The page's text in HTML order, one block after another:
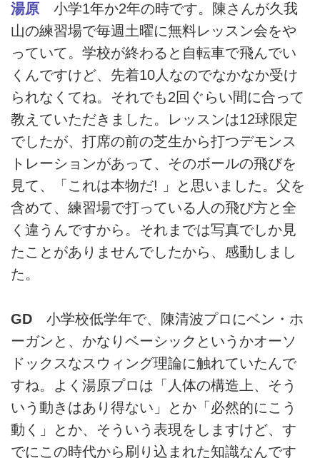
湯原 小学1年か2年の時です。陳さんが久我
山の練習場で毎週土曜に無料レッスン会をや
っていて。学校が終わると自転車で飛んでい
くんですけど、先着10人なのでなかなか受け
られなくてね。それでも2回ぐらい間に合って
教えていただきました。レッスンは12球限定
でしたが、打席の前の芝生から打つデモンス
トレーションがあって、そのボールの飛びを
見て、「これは本物だ! 」と思いました。父を
含めて、練習場で打っている人の飛び方と全
く違うんですから。それまでは写真でしか見
たことがありませんでしたから、感動しまし
た。
GD 小学校低学年で、陳清波プロにベン・ホ
ーガンと、かなりベーシックというかオーソ
ドックスなスウィング理論に触れていたんで
すね。よく湯原プロは「人体の構造上、そう
いう動きはあり得ない」とか「必然的にこう
動く」とか、そういう表現をしますけど、す
でにこの時代から刷り込まれた知識なんです